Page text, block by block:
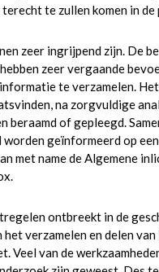
te zullen komen in
zeer ingrijpend zijn. De
zeer vergaande
te verzamelen. Het
na zorgvuldige
of gepleegd.
geïnformeerd op
met name de Algemene
ontbreekt in de
verzamelen en delen
van de